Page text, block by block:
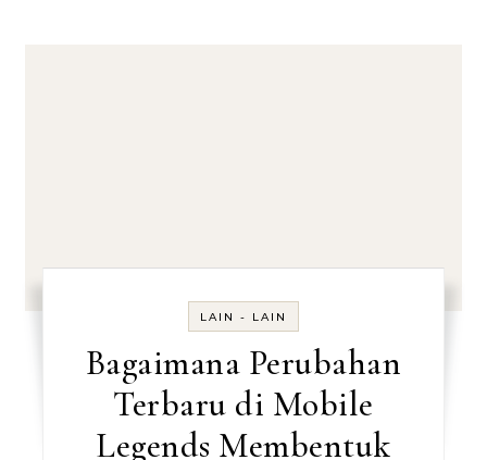
LAIN - LAIN
Bagaimana Perubahan
Terbaru di Mobile
Legends Membentuk